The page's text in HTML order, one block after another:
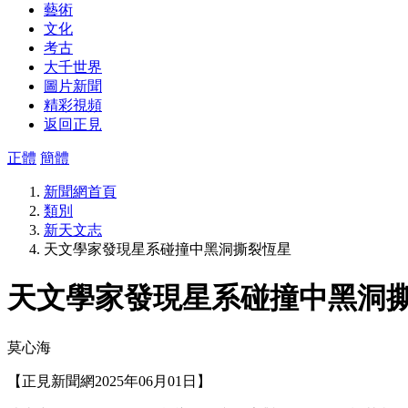
藝術
文化
考古
大千世界
圖片新聞
精彩視頻
返回正見
正體 簡體
新聞網首頁
類別
新天文志
天文學家發現星系碰撞中黑洞撕裂恆星
天文學家發現星系碰撞中黑洞
莫心海
【正見新聞網2025年06月01日】